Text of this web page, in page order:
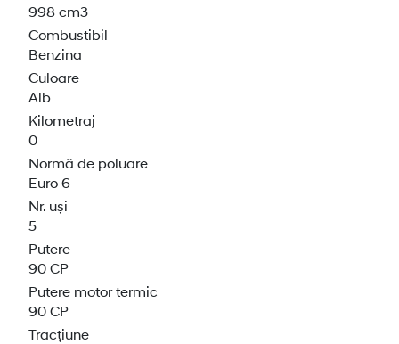
998 cm3
Combustibil
Benzina
Culoare
Alb
Kilometraj
0
Normă de poluare
Euro 6
Nr. uși
5
Putere
90 CP
Putere motor termic
90 CP
Tracțiune